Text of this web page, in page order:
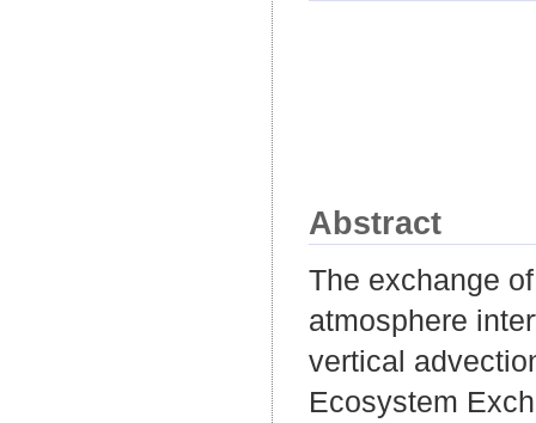
Abstract
The exchange
atmosphere
vertical
Ecosystem